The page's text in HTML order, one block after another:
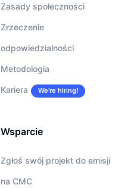
Zasady społeczności
Zrzeczenie
odpowiedzialności
Metodologia
Kariera We’re hiring!
Wsparcie
Zgłoś swój projekt do emisji
na CMC